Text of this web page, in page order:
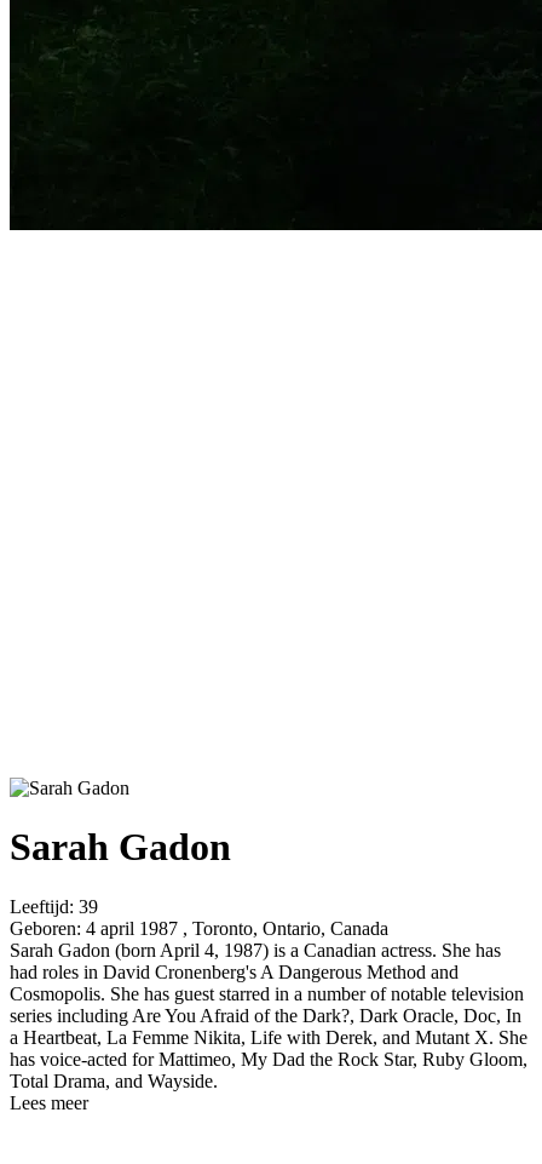
Sarah Gadon
Leeftijd: 39
Geboren: 4 april 1987 , Toronto, Ontario, Canada
Sarah Gadon (born April 4, 1987) is a Canadian actress. She has
had roles in David Cronenberg's A Dangerous Method and
Cosmopolis. She has guest starred in a number of notable television
series including Are You Afraid of the Dark?, Dark Oracle, Doc, In
a Heartbeat, La Femme Nikita, Life with Derek, and Mutant X. She
has voice-acted for Mattimeo, My Dad the Rock Star, Ruby Gloom,
Total Drama, and Wayside.
Lees meer